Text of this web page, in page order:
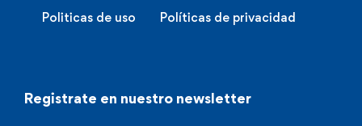
Politicas de uso Políticas de privacidad
Registrate en nuestro newsletter